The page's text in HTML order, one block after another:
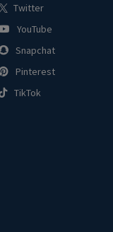
Twitter
YouTube
Snapchat
Pinterest
TikTok